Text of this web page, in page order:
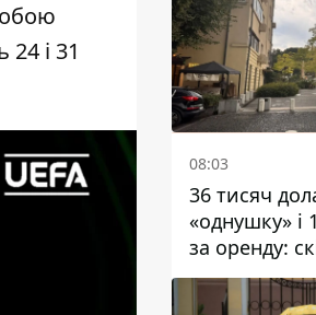
і 31
08:03
36 тисяч
«однушку» і
за оренду:
житло у
області